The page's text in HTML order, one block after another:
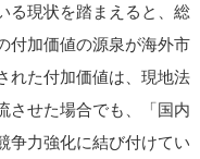
る現状を踏まえると、総
付加価値の源泉が海外市
れた付加価値は、現地法
させた場合でも、「国内
争力強化に結び付けてい